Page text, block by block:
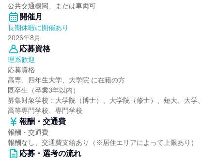
公共交通機関、または車両可
開催月
長期休暇に開催あり
2026年8月
応募資格
理系歓迎
応募資格
高専、四年生大学、大学院 に在籍の方
既卒生（卒業3年以内）
募集対象学校：大学院（博士）、大学院（修士）、短大、大学、
高等専門学校、専門学校
報酬・交通費
報酬・交通費
報酬なし、交通費支給あり（※居住エリアによって上限あり）
応募・選考の流れ